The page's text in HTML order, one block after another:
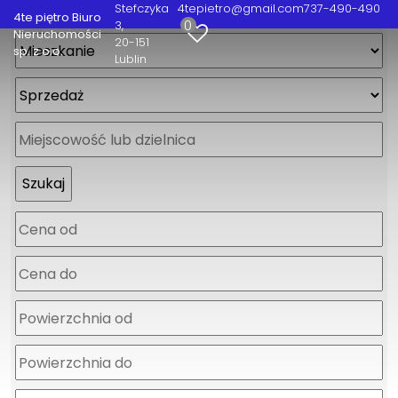
4te piętro Biuro
Nieruchomości
sp. z o.o.
Stefczyka
3
20-151
Lublin
4tepietro@gmail.com737-490-490
0